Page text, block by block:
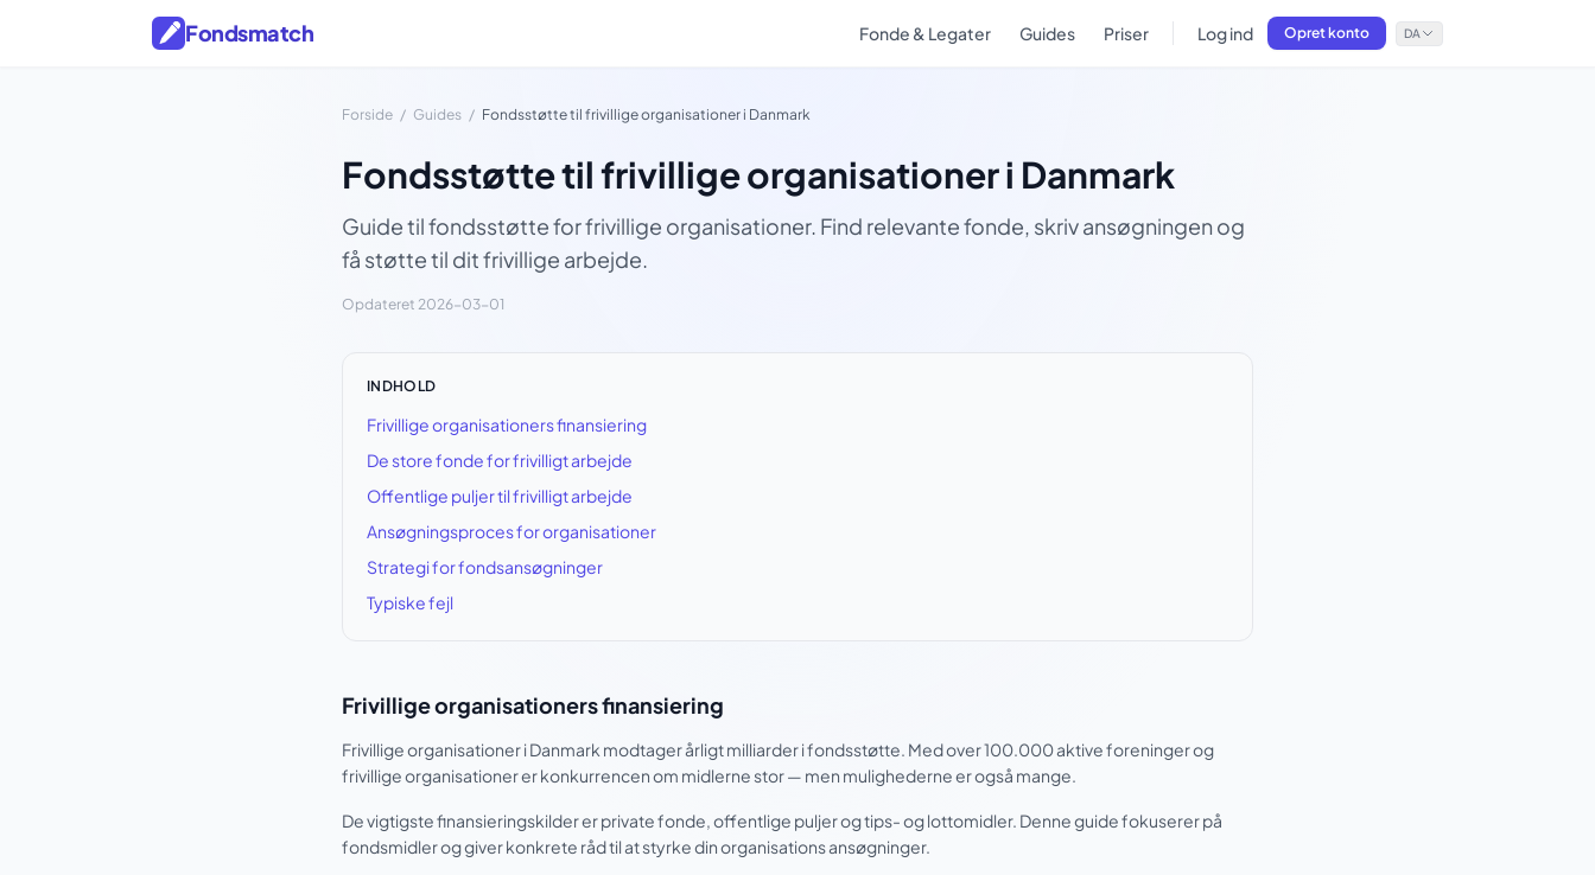
Fondsmatch Fonde & Legater Guides Priser Log ind Opret konto DA
Forside / Guides / Fondsstøtte til frivillige organisationer i Danmark
Fondsstøtte til frivillige organisationer i Danmark
Guide til fondsstøtte for frivillige organisationer. Find relevante fonde, skriv ansøgningen og
få støtte til dit frivillige arbejde.
Opdateret 2026-03-01
INDHOLD
Frivillige organisationers finansiering
De store fonde for frivilligt arbejde
Offentlige puljer til frivilligt arbejde
Ansøgningsproces for organisationer
Strategi for fondsansøgninger
Typiske fejl
Frivillige organisationers finansiering
Frivillige organisationer i Danmark modtager årligt milliarder i fondsstøtte. Med over 100.000 aktive foreninger og
frivillige organisationer er konkurrencen om midlerne stor — men mulighederne er også mange.
De vigtigste finansieringskilder er private fonde, offentlige puljer og tips- og lottomidler. Denne guide fokuserer på
fondsmidler og giver konkrete råd til at styrke din organisations ansøgninger.